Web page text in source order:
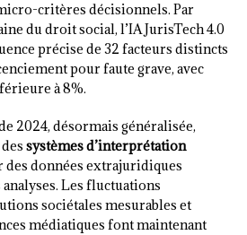
critères décisionnels. Par
du droit social, l’IA JurisTech 4.0
précise de 32 facteurs distincts
pour faute grave, avec
à 8%.
2024, désormais généralisée,
systèmes d’interprétation
des données extrajuridiques
Les fluctuations
sociétales mesurables et
médiatiques font maintenant